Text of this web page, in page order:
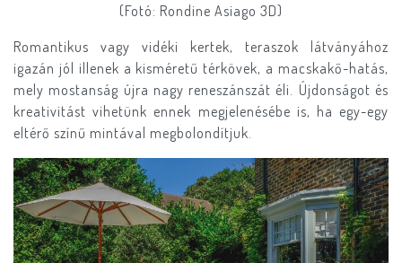
(Fotó: Rondine Asiago 3D)
Romantikus vagy vidéki kertek, teraszok látványához
igazán jól illenek a kisméretű térkövek, a macskakő-hatás,
mely mostanság újra nagy reneszánszát éli. Újdonságot és
kreativitást vihetünk ennek megjelenésébe is, ha egy-egy
eltérő színű mintával megbolondítjuk.